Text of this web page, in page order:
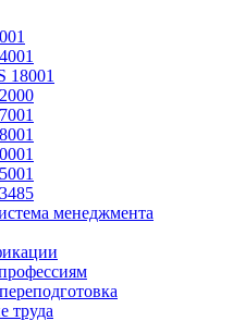
18001
менеджмента
труда